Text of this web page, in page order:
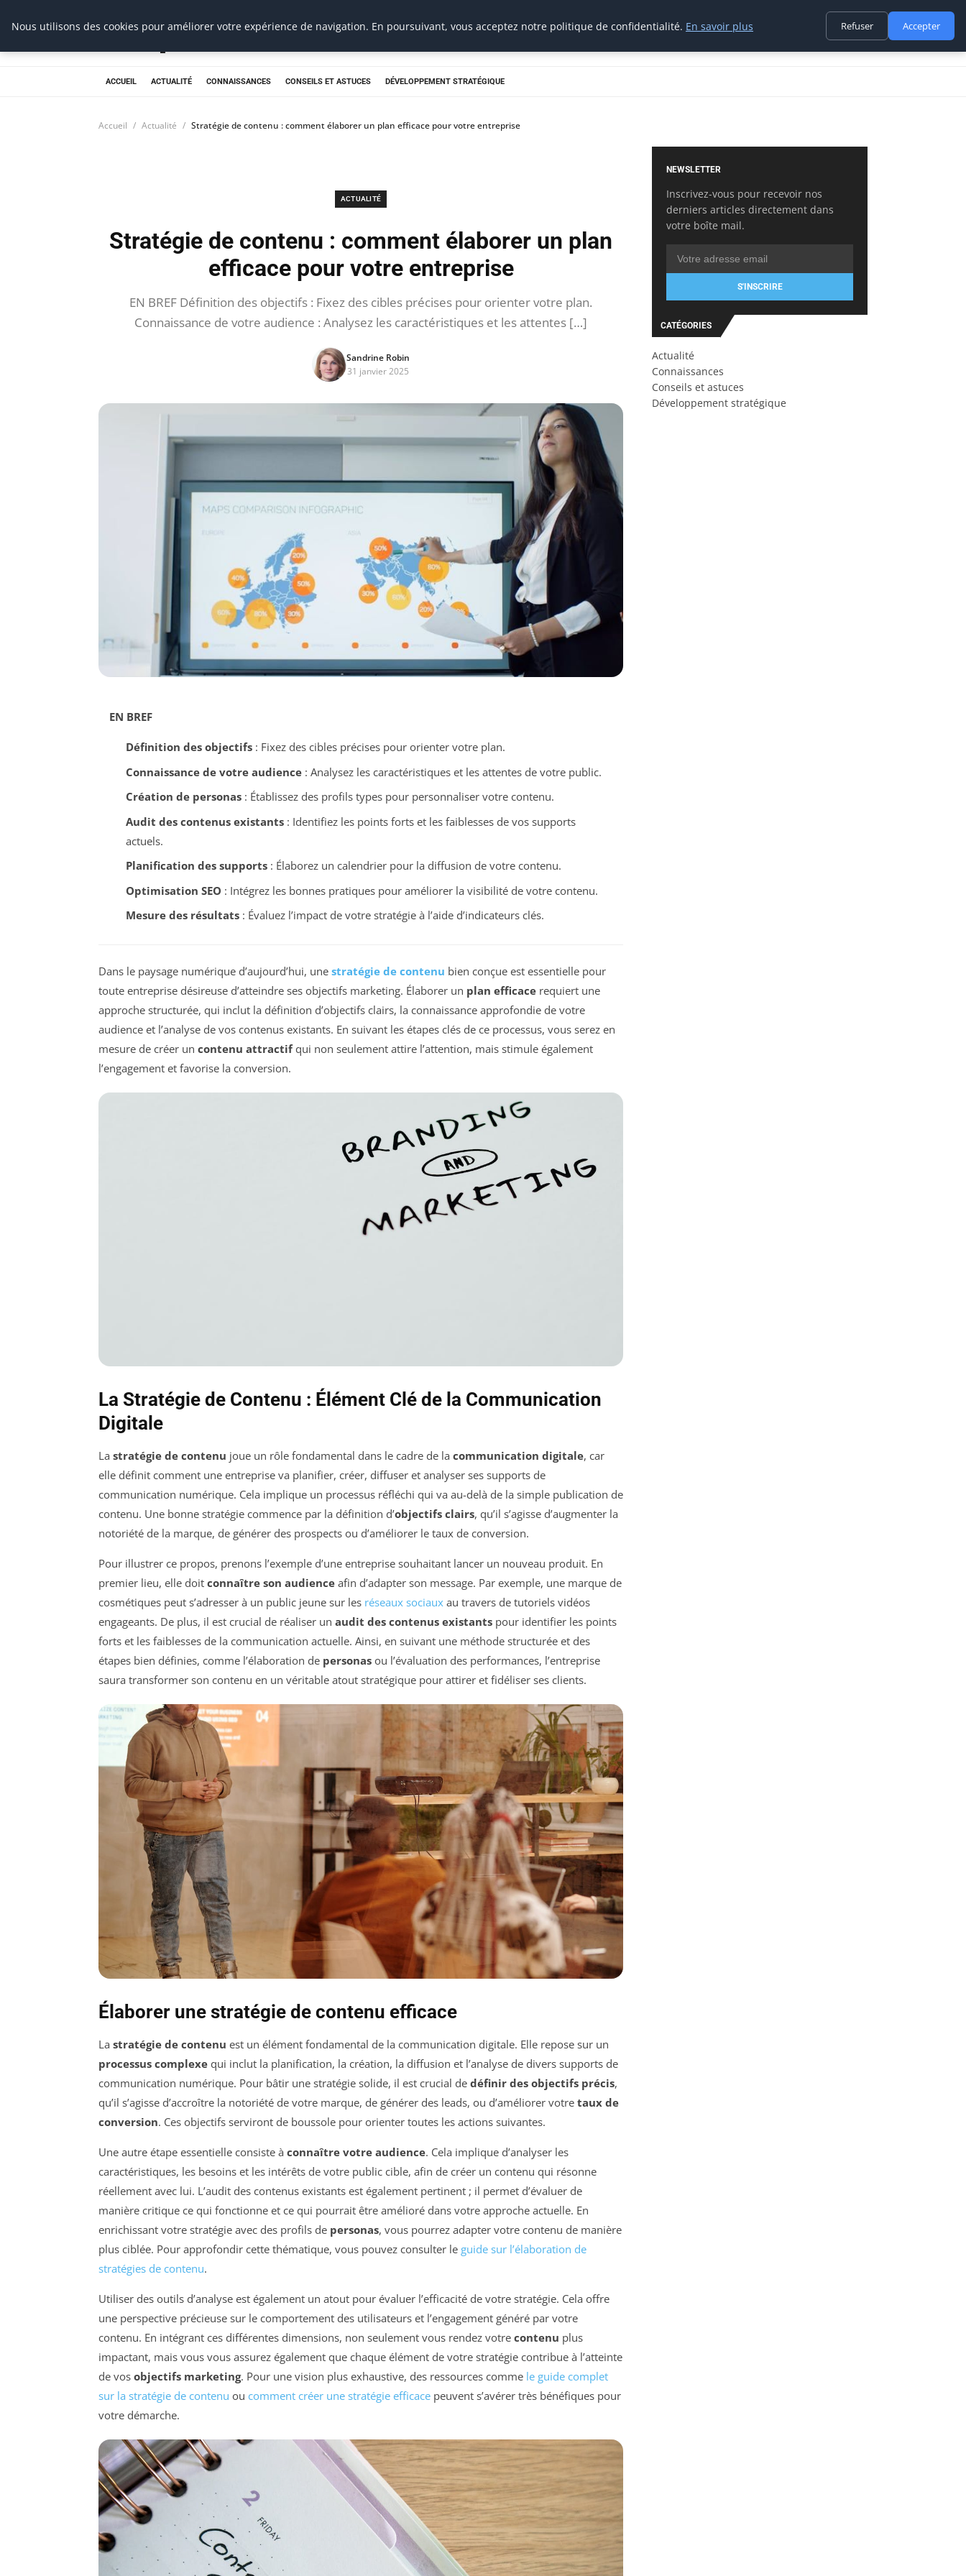
Prospection Pro
ACCUEIL ACTUALITÉ CONNAISSANCES CONSEILS ET ASTUCES DÉVELOPPEMENT STRATÉGIQUE
Accueil Actualité Stratégie de contenu : comment élaborer un plan efficace pour votre entreprise
ACTUALITÉ
Stratégie de contenu : comment élaborer un plan
efficace pour votre entreprise
EN BREF Définition des objectifs : Fixez des cibles précises pour orienter votre plan.
Connaissance de votre audience : Analysez les caractéristiques et les attentes […]
Sandrine Robin
31 janvier 2025
EN BREF
Définition des objectifs: Fixez des cibles précises pour orienter votre plan.
Connaissance de votre audience: Analysez les caractéristiques et les attentes de votre public.
Création de personas: Établissez des profils types pour personnaliser votre contenu.
Audit des contenus existants: Identifiez les points forts et les faiblesses de vos supports
actuels.
Planification des supports: Élaborez un calendrier pour la diffusion de votre contenu.
Optimisation SEO : Intégrez les bonnes pratiques pour améliorer la visibilité de votre contenu.
Mesure des résultats: Évaluez l’impact de votre stratégie à l’aide d’indicateurs clés.
Dans le paysage numérique d’aujourd’hui, une stratégie de contenu bien conçue est essentielle pour
toute entreprise désireuse d’atteindre ses objectifs marketing. Élaborer un plan efficace requiert une
approche structurée, qui inclut la définition d’objectifs clairs, la connaissance approfondie de votre
audience et l’analyse de vos contenus existants. En suivant les étapes clés de ce processus, vous serez en
mesure de créer un contenu attractifqui non seulement attire l’attention, mais stimule également
l’engagement et favorise la conversion.
La Stratégie de Contenu : Élément Clé de la Communication
Digitale
La stratégie de contenu joue un rôle fondamental dans le cadre de la communication digitale, car
elle définit comment une entreprise va planifier, créer, diffuser et analyser ses supports de
communication numérique. Cela implique un processus réfléchi qui va au-delà de la simple publication de
contenu. Une bonne stratégie commence par la définition d’objectifs clairs, qu’il s’agisse d’augmenter la
notoriété de la marque, de générer des prospects ou d’améliorer le taux de conversion.
Pour illustrer ce propos, prenons l’exemple d’une entreprise souhaitant lancer un nouveau produit. En
premier lieu, elle doit connaître son audience afin d’adapter son message. Par exemple, une marque de
cosmétiques peut s’adresser à un public jeune sur les réseaux sociaux au travers de tutoriels vidéos
engageants. De plus, il est crucial de réaliser un audit des contenus existants pour identifier les points
forts et les faiblesses de la communication actuelle. Ainsi, en suivant une méthode structurée et des
étapes bien définies, comme l’élaboration de personas ou l’évaluation des performances, l’entreprise
saura transformer son contenu en un véritable atout stratégique pour attirer et fidéliser ses clients.
Élaborer une stratégie de contenu efficace
La stratégie de contenu est un élément fondamental de la communication digitale. Elle repose sur un
processus complexe qui inclut la planification, la création, la diffusion et l’analyse de divers supports de
communication numérique. Pour bâtir une stratégie solide, il est crucial de définir des objectifs précis,
qu’il s’agisse d’accroître la notoriété de votre marque, de générer des leads, ou d’améliorer votre taux de
conversion. Ces objectifs serviront de boussole pour orienter toutes les actions suivantes.
Une autre étape essentielle consiste à connaître votre audience. Cela implique d’analyser les
caractéristiques, les besoins et les intérêts de votre public cible, afin de créer un contenu qui résonne
réellement avec lui. L’audit des contenus existants est également pertinent ; il permet d’évaluer de
manière critique ce qui fonctionne et ce qui pourrait être amélioré dans votre approche actuelle. En
enrichissant votre stratégie avec des profils de personas, vous pourrez adapter votre contenu de manière
plus ciblée. Pour approfondir cette thématique, vous pouvez consulter le guide sur l’élaboration de
stratégies de contenu.
Utiliser des outils d’analyse est également un atout pour évaluer l’efficacité de votre stratégie. Cela offre
une perspective précieuse sur le comportement des utilisateurs et l’engagement généré par votre
contenu. En intégrant ces différentes dimensions, non seulement vous rendez votre contenu plus
impactant, mais vous vous assurez également que chaque élément de votre stratégie contribue à l’atteinte
de vos objectifs marketing. Pour une vision plus exhaustive, des ressources comme le guide complet
sur la stratégie de contenu ou comment créer une stratégie efficace peuvent s’avérer très bénéfiques pour
votre démarche.
NEWSLETTER
Inscrivez-vous pour recevoir nos
derniers articles directement dans
votre boîte mail.
S'INSCRIRE
CATÉGORIES
Actualité
Connaissances
Conseils et astuces
Développement stratégique
Nous utilisons des cookies pour améliorer votre expérience de navigation. En poursuivant, vous acceptez notre politique de confidentialité. En savoir plus Refuser Accepter